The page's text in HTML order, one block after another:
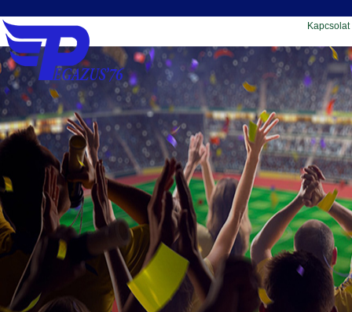
Kapcsolat